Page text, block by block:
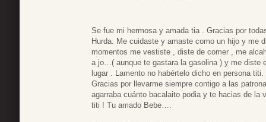
Se fue mi hermosa y amada tia . Gracias por
Hurda. Me cuidaste y amaste como un hijo y me
momentos me vestiste , diste de comer , me
a jo…( aunque te gastara la gasolina ) y me diste
lugar . Lamento no habértelo dicho en persona
Gracias por llevarme siempre contigo a las
agarraba cuánto bacalaito podia y te hacias de la
titi ! Tu amado Bebe….